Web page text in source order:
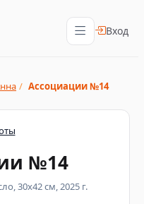
Вход
/ Ассоциации №14
№14
30х42 см, 2025 г.